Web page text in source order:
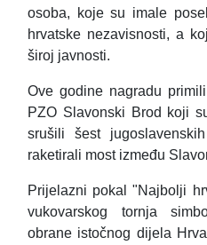
osoba, koje su imale
hrvatske nezavisnosti, a
široj javnosti.
Ove godine nagradu
PZO Slavonski Brod koji
srušili šest
raketirali most između
Prijelazni pokal "Najbolji
vukovarskog tornja
obrane istočnog dijela